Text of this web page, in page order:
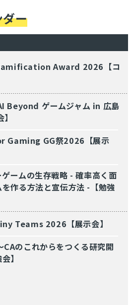
ー
Award 2026【コ
Beyond ゲームジャム in 広島
Gaming GG祭2026【展示
ームの生存戦略 - 確率高く面
を作る方法と宣伝方法 -【勉強
Teams 2026【展示会】
のこれからをつくる研究開
】